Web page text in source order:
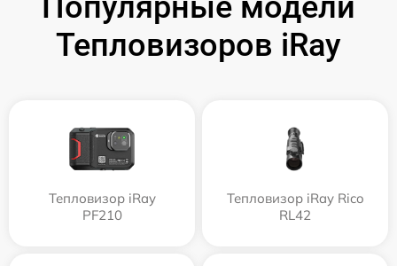
Тепловизоров iRay
Тепловизор iRay
PF210
Тепловизор iRay Rico
RL42